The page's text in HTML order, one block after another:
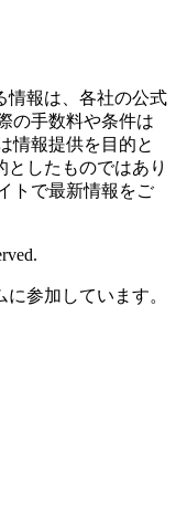
情報は、各社の公式
の手数料や条件は
情報提供を目的と
としたものではあり
トで最新情報をご
参加しています。